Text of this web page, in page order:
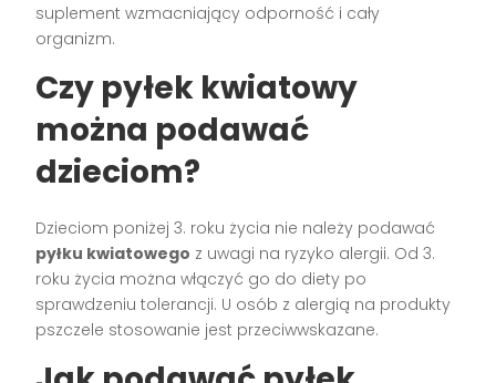
suplement wzmacniający odporność i cały
organizm.
Czy pyłek kwiatowy
można podawać
dzieciom?
Dzieciom poniżej 3. roku życia nie należy podawać
pyłku kwiatowego z uwagi na ryzyko alergii. Od 3.
roku życia można włączyć go do diety po
sprawdzeniu tolerancji. U osób z alergią na produkty
pszczele stosowanie jest przeciwwskazane.